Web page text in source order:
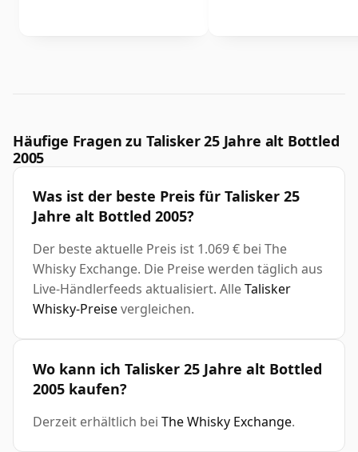
Häufige Fragen zu Talisker 25 Jahre alt Bottled
2005
Was ist der beste Preis für Talisker 25
Jahre alt Bottled 2005?
Der beste aktuelle Preis ist 1.069 € bei The
Whisky Exchange. Die Preise werden täglich aus
Live-Händlerfeeds aktualisiert. AlleTalisker
Whisky-Preisevergleichen.
Wo kann ich Talisker 25 Jahre alt Bottled
2005 kaufen?
Derzeit erhältlich bei The Whisky Exchange.